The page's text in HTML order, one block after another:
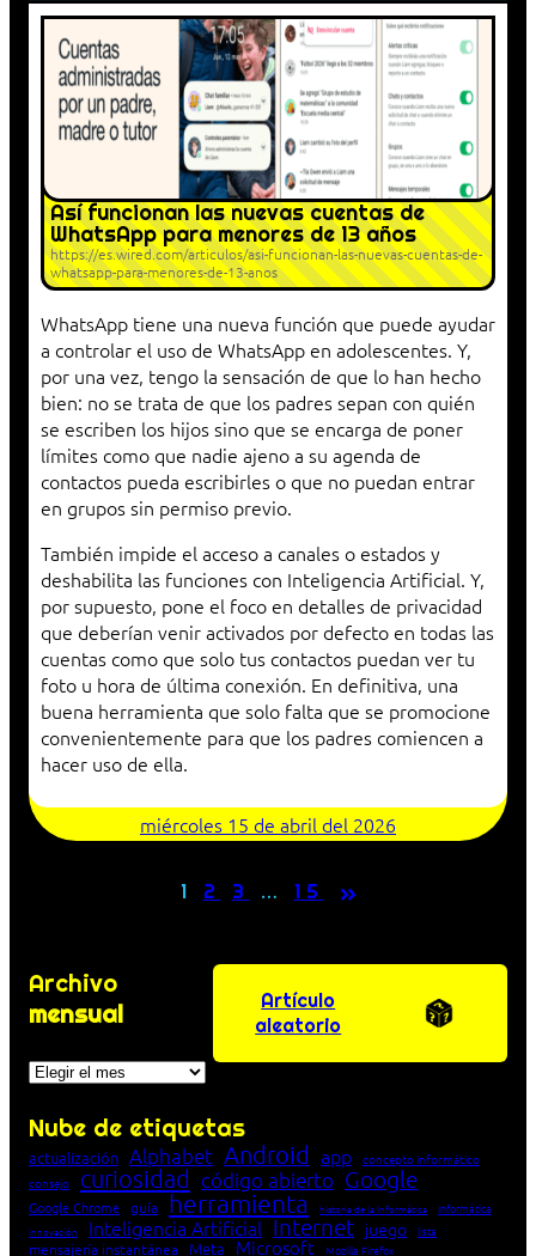
Así funcionan las nuevas cuentas de
WhatsApp para menores de 13 años
https://es.wired.com/articulos/asi-funcionan-las-nuevas-cuentas-de-
whatsapp-para-menores-de-13-anos
WhatsApp tiene una nueva función que puede ayudar
a controlar el uso de WhatsApp en adolescentes. Y,
por una vez, tengo la sensación de que lo han hecho
bien: no se trata de que los padres sepan con quién
se escriben los hijos sino que se encarga de poner
límites como que nadie ajeno a su agenda de
contactos pueda escribirles o que no puedan entrar
en grupos sin permiso previo.
También impide el acceso a canales o estados y
deshabilita las funciones con Inteligencia Artificial. Y,
por supuesto, pone el foco en detalles de privacidad
que deberían venir activados por defecto en todas las
cuentas como que solo tus contactos puedan ver tu
foto u hora de última conexión. En definitiva, una
buena herramienta que solo falta que se promocione
convenientemente para que los padres comiencen a
hacer uso de ella.
miércoles 15 de abril del 2026
1 2 3 … 15 »
Archivo
mensual
Archivos
Artículo
aleatorio
Nube de etiquetas
actualización Alphabet Android app concepto informático
consejo
curiosidad código abierto Google
Google Chrome guía herramienta historia de la Informática Informática
innovación Inteligencia Artificial Internet juego lista
mensajería instantánea Meta Microsoft Mozilla Firefox